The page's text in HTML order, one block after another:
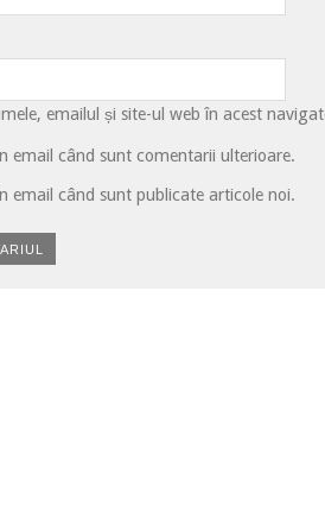
emailul și site-ul web în acest
email când sunt comentarii ulterioare.
email când sunt publicate articole noi.